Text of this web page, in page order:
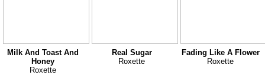
Milk And Toast And
Honey
Roxette
Real Sugar
Roxette
Fading Like A Flower
Roxette